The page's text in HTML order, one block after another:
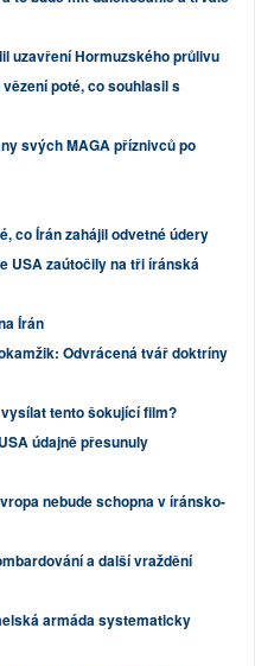
uzavření Hormuzského průlivu
poté, co souhlasil s
svých MAGA příznivců po
co Írán zahájil odvetné údery
USA zaútočily na tři íránská
Írán
Odvrácená tvář doktríny
tento šokující film?
údajně přesunuly
nebude schopna v íránsko-
a další vraždění
armáda systematicky